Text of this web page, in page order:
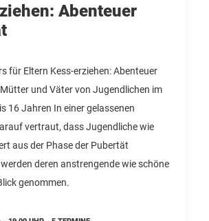
Abenteuer
für Eltern Kess-erziehen: Abenteuer
und Väter von Jugendlichen im
16 Jahren In einer gelassenen
vertraut, dass Jugendliche wie
aus der Phase der Pubertät
deren anstrengende wie schöne
genommen.